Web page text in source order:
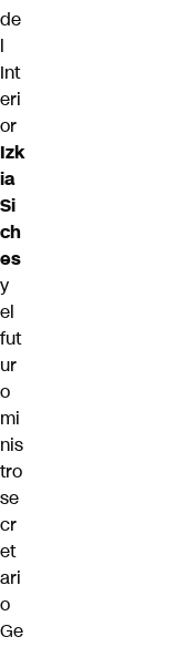
de
l
Int
eri
or
Izk
ia
Si
ch
es
y
el
fut
ur
o
mi
nis
tro
se
cr
et
ari
o
Ge